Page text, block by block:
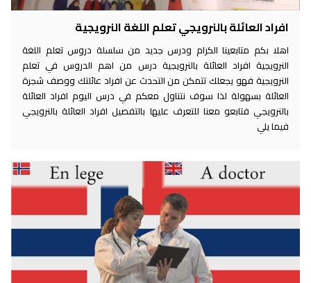
افراد العائلة بالنرويجي تعلم اللغة النرويجية
اهلا بكم متابعينا الكرام ودرس جديد من سلسلة دروس تعلم اللغة
النرويجية افراد العائلة بالنرويجية درس من اهم الدروس في تعلم
النرويجية فهو يجعلك تتمكن من التحدث عن افراد عائلتك ووصف شجرة
العائلة بسهولة لذا سوف نتناول معكم في درس اليوم افراد العائلة
بالنرويجي فتابعو معنا للتعرف عليها بالتفصيل افراد العائلة بالنرويجي
فيما يلي